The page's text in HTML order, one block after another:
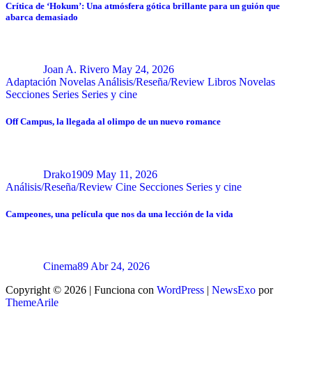
Crítica de ‘Hokum’: Una atmósfera gótica brillante para un guión que
abarca demasiado
Joan A. Rivero May 24, 2026
Adaptación Novelas Análisis/Reseña/Review Libros Novelas
Secciones Series Series y cine
Off Campus, la llegada al olimpo de un nuevo romance
Drako1909 May 11, 2026
Análisis/Reseña/Review Cine Secciones Series y cine
Campeones, una película que nos da una lección de la vida
Cinema89 Abr 24, 2026
Copyright © 2026 | Funciona con WordPress | NewsExo por
ThemeArile